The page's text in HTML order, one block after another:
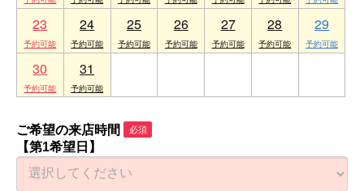
23 24 25 26 27 28 29
30 31
ご希望の来店時間 必須
【第1希望日】